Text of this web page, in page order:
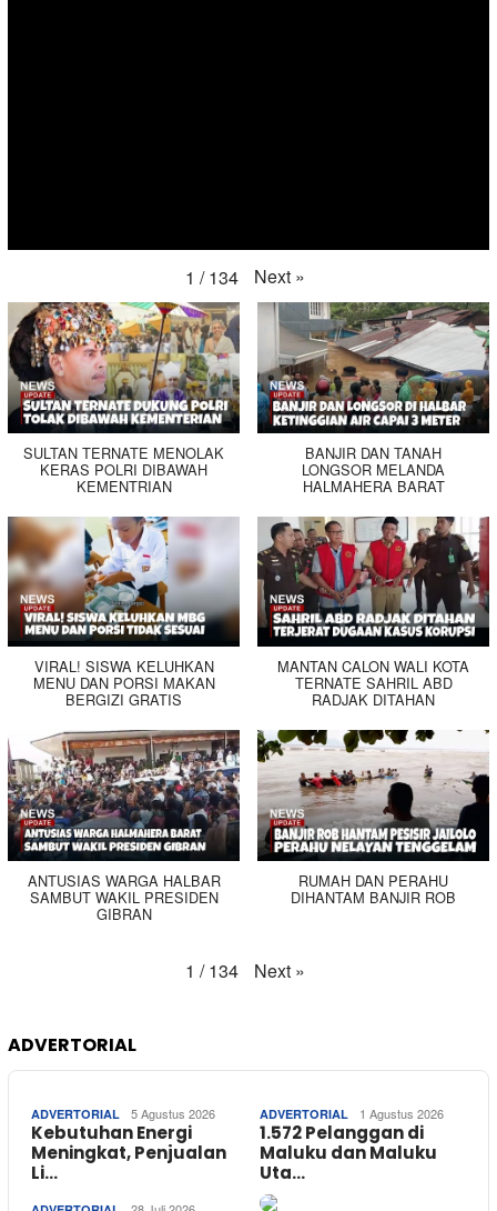
1 / 134 Next »
SULTAN TERNATE MENOLAK
KERAS POLRI DIBAWAH
KEMENTRIAN
BANJIR DAN TANAH
LONGSOR MELANDA
HALMAHERA BARAT
VIRAL! SISWA KELUHKAN
MENU DAN PORSI MAKAN
BERGIZI GRATIS
MANTAN CALON WALI KOTA
TERNATE SAHRIL ABD
RADJAK DITAHAN
ANTUSIAS WARGA HALBAR
SAMBUT WAKIL PRESIDEN
GIBRAN
RUMAH DAN PERAHU
DIHANTAM BANJIR ROB
1 / 134 Next »
ADVERTORIAL
ADVERTORIAL 5 Agustus 2026
Kebutuhan Energi
Meningkat, Penjualan
Li…
ADVERTORIAL 1 Agustus 2026
1.572 Pelanggan di
Maluku dan Maluku
Uta…